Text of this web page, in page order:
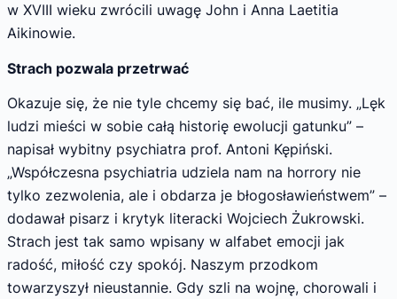
w XVIII wieku zwrócili uwagę John i Anna Laetitia
Aikinowie.
Strach pozwala przetrwać
Okazuje się, że nie tyle chcemy się bać, ile musimy. „Lęk
ludzi mieści w sobie całą historię ewolucji gatunku” –
napisał wybitny psychiatra prof. Antoni Kępiński.
„Współczesna psychiatria udziela nam na horrory nie
tylko zezwolenia, ale i obdarza je błogosławieństwem” –
dodawał pisarz i krytyk literacki Wojciech Żukrowski.
Strach jest tak samo wpisany w alfabet emocji jak
radość, miłość czy spokój. Naszym przodkom
towarzyszył nieustannie. Gdy szli na wojnę, chorowali i